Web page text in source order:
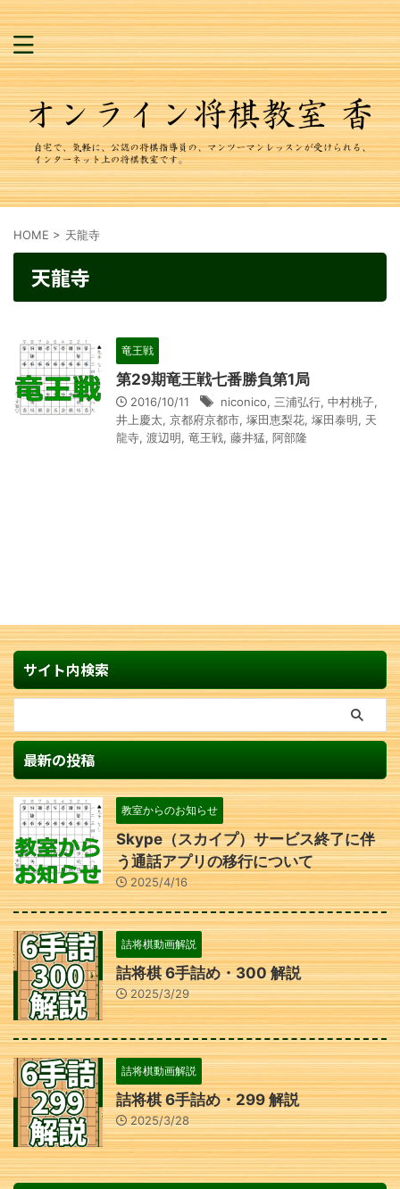
HOME > 天龍寺
天龍寺
竜王戦
第29期竜王戦七番勝負第1局
2016/10/11 niconico, 三浦弘行, 中村桃子,
井上慶太, 京都府京都市, 塚田恵梨花, 塚田泰明, 天
龍寺, 渡辺明, 竜王戦, 藤井猛, 阿部隆
サイト内検索
最新の投稿
教室からのお知らせ
Skype（スカイプ）サービス終了に伴
う通話アプリの移行について
2025/4/16
詰将棋動画解説
詰将棋 6手詰め・300 解説
2025/3/29
詰将棋動画解説
詰将棋 6手詰め・299 解説
2025/3/28